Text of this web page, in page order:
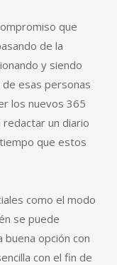
que
de la
y siendo
esas personas
los nuevos 365
redactar un diario
que estos
como el modo
se puede
buena opción con
con el fin de